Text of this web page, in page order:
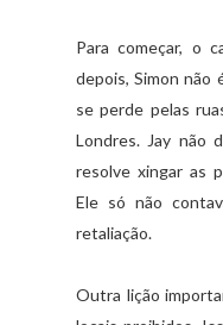
Para começar, o
depois, Simon não
se perde pelas
Londres. Jay não
resolve xingar as
Ele só não
retaliação.
Outra lição